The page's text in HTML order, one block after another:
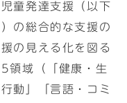
童発達支援（以下
の総合的な支援の
の見える化を図る
領域（「健康・生
動」「言語・コミ